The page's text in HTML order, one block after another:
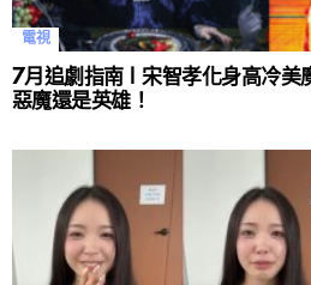
電視
7月追劇指南 | 宋智孝化身高冷美
惡魔還是英雄！